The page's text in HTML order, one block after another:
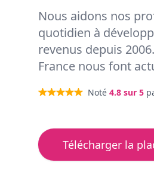
Nous aidons nos
quotidien à
revenus depuis
France nous font
Noté 4.8 sur 5
Télécharger la